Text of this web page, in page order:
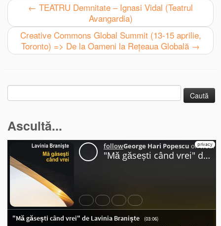
← TEATRU Demnitate – Ignasi Vidal (Teatrul
Avangardia)
Creative Commons Global Summit (13-15 aprilie,
Toronto) => De la Oameni la Rețeaua Globală →
Caută
după:
Ascultă...